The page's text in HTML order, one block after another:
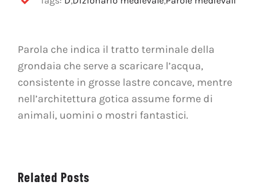
Parola che indica il tratto terminale della
grondaia che serve a scaricare l’acqua,
consistente in grosse lastre concave, mentre
nell’architettura gotica assume forme di
animali, uomini o mostri fantastici.
Related Posts